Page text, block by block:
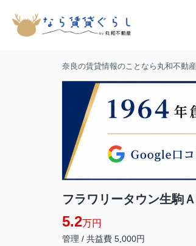
奈良の賃貸情報のことなら丸和不動産
フラワリータウン生駒
5.2万円
管理 / 共益費 5,000円